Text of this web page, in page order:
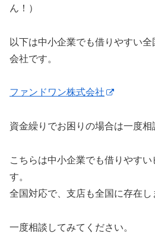
ん！）
以下は中小企業でも借りやすい
会社です。
ファンドワン株式会社
資金繰りでお困りの場合は一度相
こちらは中小企業でも借りやす
す。
全国対応で、支店も全国に存在し
一度相談してみてください。